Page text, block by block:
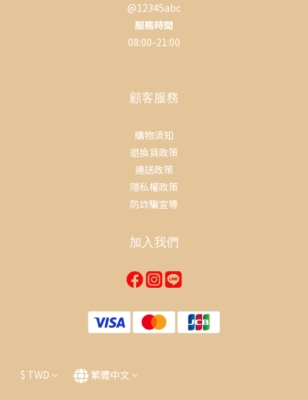
@12345abc
服務時間
08:00-21:00
顧客服務
購物須知
退換貨政策
運送政策
隱私權政策
防詐騙宣導
加入我們
$ TWD 繁體中文